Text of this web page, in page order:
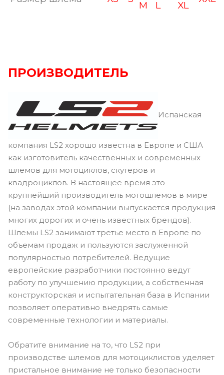
M L XL
ПРОИЗВОДИТЕЛЬ
Испанская
компания LS2 хорошо известна в Европе и США
как изготовитель качественных и современных
шлемов для мотоциклов, скутеров и
квадроциклов. В настоящее время это
крупнейший производитель мотошлемов в мире
(на заводах этой компании выпускается продукция
многих дорогих и очень известных брендов).
Шлемы LS2 занимают третье место в Европе по
объемам продаж и пользуются заслуженной
популярностью потребителей. Ведущие
европейские разработчики постоянно ведут
работу по улучшению продукции, а собственная
конструкторская и испытательная база в Испании
позволяет оперативно внедрять самые
современные технологии и материалы.
Обратите внимание на то, что LS2 при
производстве шлемов для мотоциклистов уделяет
пристальное внимание не только безопасности